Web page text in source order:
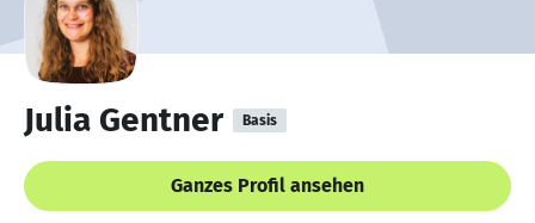
Julia Gentner Basis
Ganzes Profil ansehen